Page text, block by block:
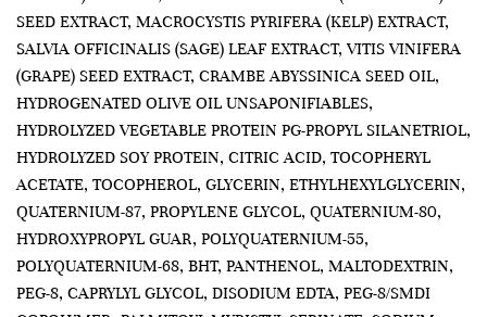
SEED EXTRACT, MACROCYSTIS PYRIFERA (KELP) EXTRACT,
SALVIA OFFICINALIS (SAGE) LEAF EXTRACT, VITIS VINIFERA
(GRAPE) SEED EXTRACT, CRAMBE ABYSSINICA SEED OIL,
HYDROGENATED OLIVE OIL UNSAPONIFIABLES,
HYDROLYZED VEGETABLE PROTEIN PG-PROPYL SILANETRIOL,
HYDROLYZED SOY PROTEIN, CITRIC ACID, TOCOPHERYL
ACETATE, TOCOPHEROL, GLYCERIN, ETHYLHEXYLGLYCERIN,
QUATERNIUM-87, PROPYLENE GLYCOL, QUATERNIUM-80,
HYDROXYPROPYL GUAR, POLYQUATERNIUM-55,
POLYQUATERNIUM-68, BHT, PANTHENOL, MALTODEXTRIN,
PEG-8, CAPRYLYL GLYCOL, DISODIUM EDTA, PEG-8/SMDI